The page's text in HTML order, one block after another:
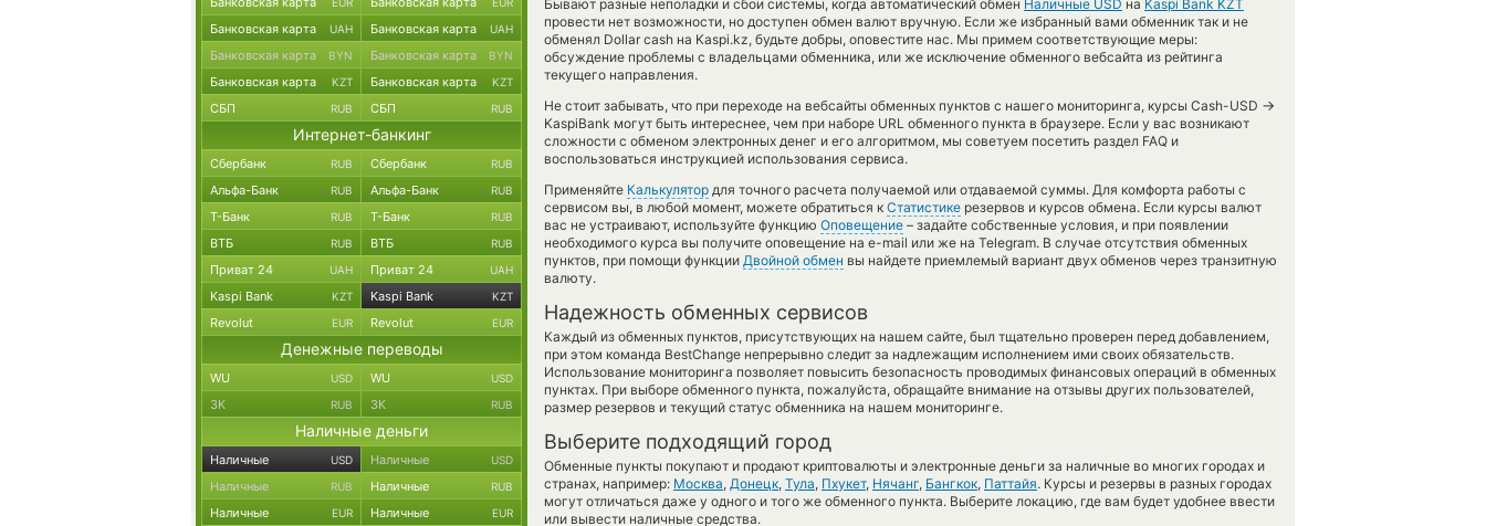
Бывают разные неполадки и сбои системы, когда автоматический обмен Наличные USD на Kaspi Bank KZT
провести нет возможности, но доступен обмен валют вручную. Если же избранный вами обменник так и не
обменял Dollar cash на Kaspi.kz, будьте добры, оповестите нас. Мы примем соответствующие меры:
обсуждение проблемы с владельцами обменника, или же исключение обменного вебсайта из рейтинга
текущего направления.
Не стоит забывать, что при переходе на вебсайты обменных пунктов с нашего мониторинга, курсы Cash-USD →
KaspiBank могут быть интереснее, чем при наборе URL обменного пункта в браузере. Если у вас возникают
сложности с обменом электронных денег и его алгоритмом, мы советуем посетить раздел FAQ и
воспользоваться инструкцией использования сервиса.
Применяйте Калькулятор для точного расчета получаемой или отдаваемой суммы. Для комфорта работы с
сервисом вы, в любой момент, можете обратиться к Статистике резервов и курсов обмена. Если курсы валют
вас не устраивают, используйте функцию Оповещение – задайте собственные условия, и при появлении
необходимого курса вы получите оповещение на e-mail или же на Telegram. В случае отсутствия обменных
пунктов, при помощи функции Двойной обмен вы найдете приемлемый вариант двух обменов через транзитную
валюту.
Надежность обменных сервисов
Каждый из обменных пунктов, присутствующих на нашем сайте, был тщательно проверен перед добавлением,
при этом команда BestChange непрерывно следит за надлежащим исполнением ими своих обязательств.
Использование мониторинга позволяет повысить безопасность проводимых финансовых операций в обменных
пунктах. При выборе обменного пункта, пожалуйста, обращайте внимание на отзывы других пользователей,
размер резервов и текущий статус обменника на нашем мониторинге.
Выберите подходящий город
Обменные пункты покупают и продают криптовалюты и электронные деньги за наличные во многих городах и
странах, например: Москва, Донецк, Тула, Пхукет, Нячанг, Бангкок, Паттайя. Курсы и резервы в разных городах
могут отличаться даже у одного и того же обменного пункта. Выберите локацию, где вам будет удобнее ввести
или вывести наличные средства.
Банковская карта UAH Банковская карта UAH
Банковская карта BYN Банковская карта BYN
Банковская карта KZT Банковская карта KZT
СБП RUB СБП RUB
Интернет-банкинг
Сбербанк RUB Сбербанк RUB
Альфа-Банк RUB Альфа-Банк RUB
Т-Банк RUB Т-Банк RUB
ВТБ RUB ВТБ RUB
Приват 24 UAH Приват 24 UAH
Kaspi Bank KZT Kaspi Bank KZT
Revolut EUR Revolut EUR
Денежные переводы
WU USD WU USD
ЗК RUB ЗК RUB
Наличные деньги
Наличные USD Наличные USD
Наличные RUB Наличные RUB
Наличные EUR Наличные EUR